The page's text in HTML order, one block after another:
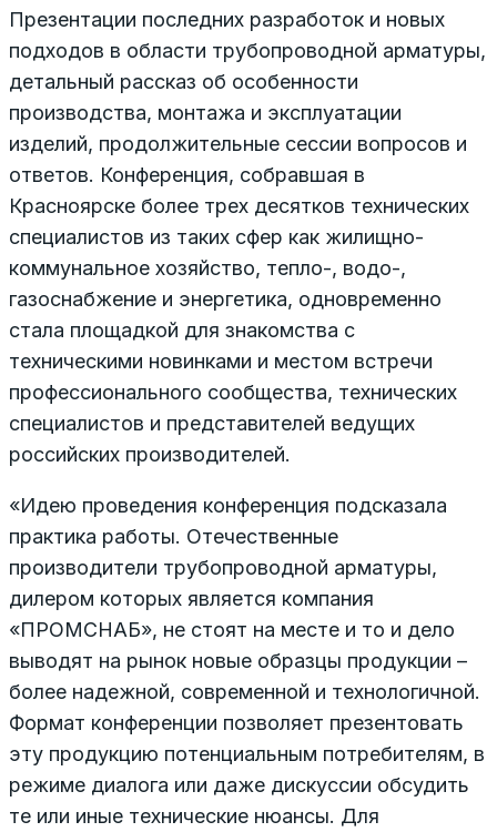
Презентации последних разработок и новых
подходов в области трубопроводной арматуры,
детальный рассказ об особенности
производства, монтажа и эксплуатации
изделий, продолжительные сессии вопросов и
ответов. Конференция, собравшая в
Красноярске более трех десятков технических
специалистов из таких сфер как жилищно-
коммунальное хозяйство, тепло-, водо-,
газоснабжение и энергетика, одновременно
стала площадкой для знакомства с
техническими новинками и местом встречи
профессионального сообщества, технических
специалистов и представителей ведущих
российских производителей.
«Идею проведения конференция подсказала
практика работы. Отечественные
производители трубопроводной арматуры,
дилером которых является компания
«ПРОМСНАБ», не стоят на месте и то и дело
выводят на рынок новые образцы продукции –
более надежной, современной и технологичной.
Формат конференции позволяет презентовать
эту продукцию потенциальным потребителям, в
режиме диалога или даже дискуссии обсудить
те или иные технические нюансы. Для